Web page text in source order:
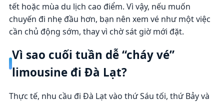
tết hoặc mùa du lịch cao điểm. Vì vậy, nếu muốn
chuyến đi nhẹ đầu hơn, bạn nên xem vé như một việc
cần chủ động sớm, thay vì chờ sát giờ mới đặt.
Vì sao cuối tuần dễ “cháy vé”
limousine đi Đà Lạt?
Thực tế, nhu cầu đi Đà Lạt vào thứ Sáu tối, thứ Bảy và